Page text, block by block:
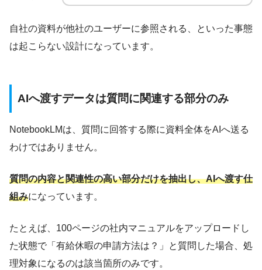
自社の資料が他社のユーザーに参照される、といった事態
は起こらない設計になっています。
AIへ渡すデータは質問に関連する部分のみ
NotebookLMは、質問に回答する際に資料全体をAIへ送る
わけではありません。
質問の内容と関連性の高い部分だけを抽出し、AIへ渡す仕
組みになっています。
たとえば、100ページの社内マニュアルをアップロードし
た状態で「有給休暇の申請方法は？」と質問した場合、処
理対象になるのは該当箇所のみです。